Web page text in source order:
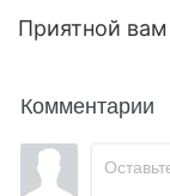
Приятной
Комментарии